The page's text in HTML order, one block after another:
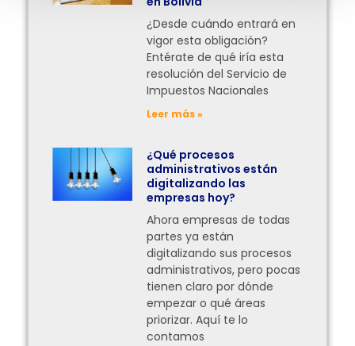
¿Desde cuándo entrará en
vigor esta obligación?
Entérate de qué iría esta
resolución del Servicio de
Impuestos Nacionales
Leer más »
¿Qué procesos
administrativos están
digitalizando las
empresas hoy?
Ahora empresas de todas
partes ya están
digitalizando sus procesos
administrativos, pero pocas
tienen claro por dónde
empezar o qué áreas
priorizar. Aquí te lo
contamos